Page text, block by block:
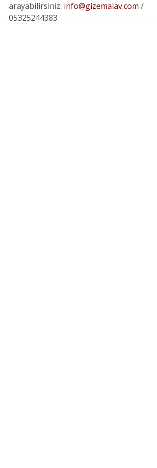
arayabilirsiniz: info@gizemalav.com /
05325244383